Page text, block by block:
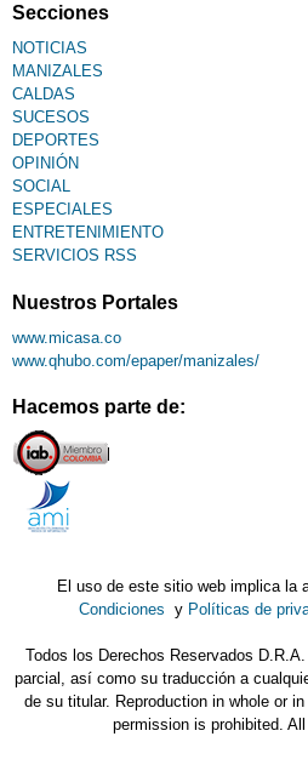
Secciones
NOTICIAS
MANIZALES
CALDAS
SUCESOS
DEPORTES
OPINIÓN
SOCIAL
ESPECIALES
ENTRETENIMIENTO
SERVICIOS RSS
Nuestros Portales
www.micasa.co
www.qhubo.com/epaper/manizales/
Hacemos parte de:
El uso de este sitio web implica la
Condiciones y Políticas de
Todos los Derechos Reservados
parcial, así como su traducción a
de su titular. Reproduction in whole or
permission is prohibited.